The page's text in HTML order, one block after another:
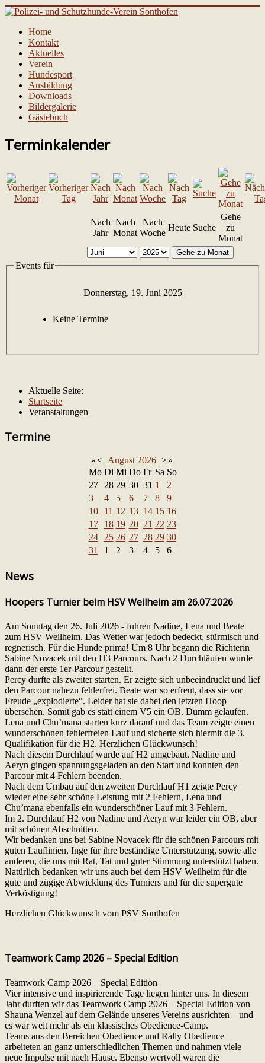
Home
Kontakt
Aktuelles
Verein
Hundesport
Ausbildung
Downloads
Bildergalerie
Gästebuch
Terminkalender
Nach
Jahr
Nach
Monat
Nach
Woche
Heute Suche
Gehe
zu
Monat
Gehe zu Monat
Events für
Donnerstag, 19. Juni 2025
Keine Termine
Aktuelle Seite:
Startseite
Veranstaltungen
Termine
«< August 2026 >»
Mo Di Mi Do Fr Sa So
27
28 29 30 31 1
2
3
4 5 6 7 8
9
10
11 12 13 14 15 16
17
18 19 20 21 22 23
24
25 26 27 28 29 30
31
1 2 3 4 5 6
News
Hoopers Turnier beim HSV Weilheim am 26.07.2026
Am Sonntag den 26. Juli 2026 - fuhren Nadine, Lena und Beate
zum HSV Weilheim. Das Wetter war jedoch bedeckt, stürmisch und
regnerisch. Für die Hunde prima! Um 8 Uhr begann die Richterin
Sabine Novacek mit den H3 Parcours. Nach 2 Durchläufen wurde
dann der erste 1er-Parcour gestellt.
Percy durfte als zweiter starten. Er zeigte sich unbeeindruckt und lief
den Parcour nahezu fehlerfrei. Beate war so erfreut, dass sie vor
Freude „explodierte“. Leider hat sie dabei den letzten Hoop
übersehen. Somit gab es statt einem V5 ein OB. Dumm gelaufen.
Lena und Chu’mana starten kurz darauf und das Team zeigte einen
wunderschönen fehlerfreien Lauf und sicherte sich hiermit die 3.
Qualifikation für die H2. Herzlichen Glückwunsch!
Nach diesem Durchlauf wurde auf H2 umgebaut. Nadine und
Aeryn gingen spannungsgeladen an den Start und konnten den
Parcour mit 4 Fehlern beenden.
Nach dem Umbau auf den zweiten Durchlauf H1 zeigte Percy
wieder eine sehr schöne Leistung mit 2 Fehlern, Lena und
Chu’mana ebenfalls ein wunderschöner Lauf mit 3 Fehlern.
Im 2. Durchlauf H2 von Nadine und Aeryn war leider ein OB, aber
mit schönen Abschnitten.
Wir bedanken uns bei Sabine Novacek für die schönen Parcours mit
guten Lauflinien, Inge für ihre beständige Unterstützung, sowie alle
anderen, die uns mit Rat, Tat und guter Stimmung unterstützt haben.
Natürlich bedanken wir uns auch bei dem HSV Weilheim für die
gute und zügige Abwicklung des Turniers und für die supergute
Verköstigung!
Herzlichen Glückwunsch vom PSV Sonthofen
Teamwork Camp 2026 – Special Edition
Teamwork Camp 2026 – Special Edition
Vier intensive und inspirierende Tage liegen hinter uns. In diesem
Jahr durften wir das Teamwork Camp 2026 – Special Edition von
Shauna Wenzel auf dem Gelände unseres Vereins ausrichten – und
es war weit mehr als ein klassisches Obedience-Camp.
Teams aus den Bereichen Obedience und Rally Obedience
arbeiteten an ganz unterschiedlichen Themen und nahmen viele
neue Impulse mit nach Hause. Ebenso wertvoll waren die